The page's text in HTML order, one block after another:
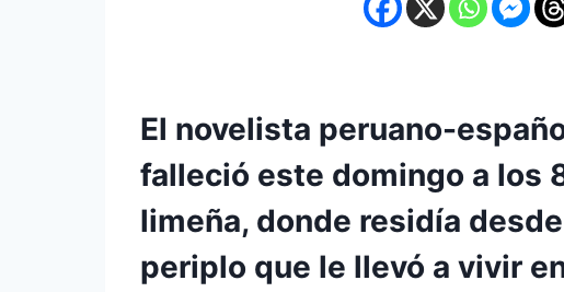
El novelista peruano-
falleció este domingo a los
limeña, donde residía
periplo que le llevó a vivir